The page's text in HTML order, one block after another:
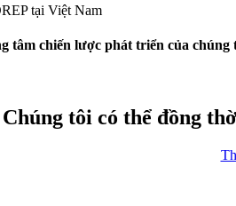
tâm chiến lược phát triển của
Chúng tôi có thể đồng